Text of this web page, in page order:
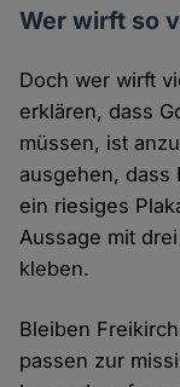
Wer wirft so
Doch wer wirft
erklären, dass
müssen, ist
ausgehen, dass
ein riesiges
Aussage mit
kleben.
Bleiben
passen zur